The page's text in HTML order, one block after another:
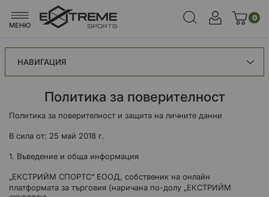
МЕНЮ
0
Политика за поверителност
Политика за поверителност и защита на личните данни
В сила от: 25 май 2018 г.
1. Въведение и обща информация
„ЕКСТРИЙМ СПОРТС“ ЕООД, собственик на онлайн
платформата за търговия (наричана по-долу „ЕКСТРИЙМ
НАВИГАЦИЯ